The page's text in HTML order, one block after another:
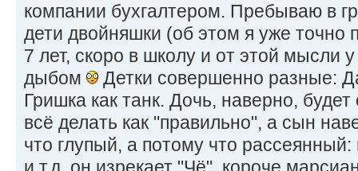
компании бухгалтером. Пребываю в
дети двойняшки (об этом я уже точно
7 лет, скоро в школу и от этой мысли
дыбом
Детки совершенно разные:
Гришка как танк. Дочь, наверно, будет
всё делать как "правильно", а сын
что глупый, а потому что
и т.д. он изрекает "Чё", короче